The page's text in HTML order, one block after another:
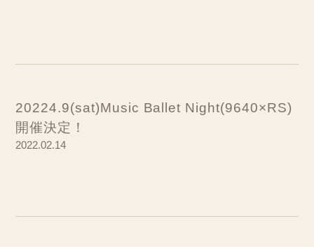
20224.9(sat)Music Ballet Night(9640×RS)
開催決定！
2022.02.14